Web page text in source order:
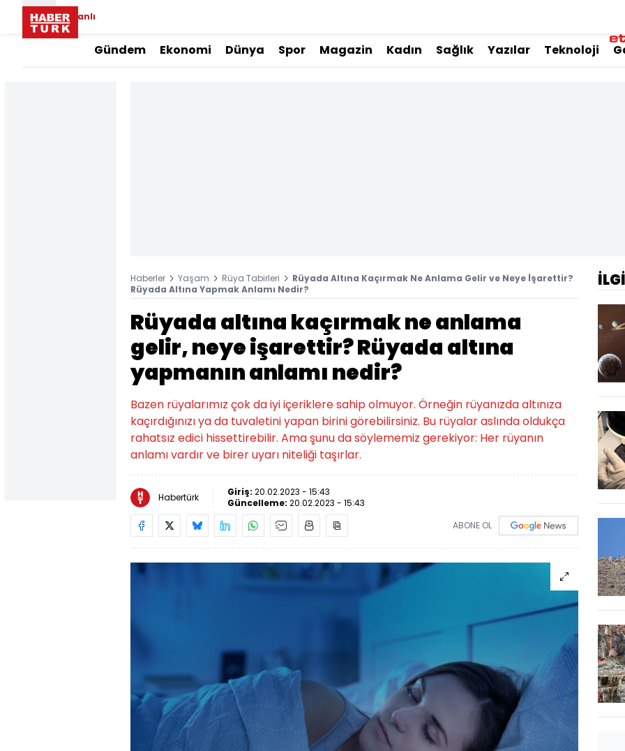
Canlı
Gündem Ekonomi Dünya Spor Magazin Kadın Sağlık Yazılar Teknoloji
Haberler Yaşam Rüya Tabirleri
Rüyada Altına Kaçırmak Ne Anlama Gelir ve Neye İşarettir?
Rüyada Altına Yapmak Anlamı Nedir?
Rüyada altına kaçırmak ne anlama
gelir, neye işarettir? Rüyada altına
yapmanın anlamı nedir?
Bazen rüyalarımız çok da iyi içeriklere sahip olmuyor. Örneğin rüyanızda altınıza
kaçırdığınızı ya da tuvaletini yapan birini görebilirsiniz. Bu rüyalar aslında oldukça
rahatsız edici hissettirebilir. Ama şunu da söylememiz gerekiyor: Her rüyanın
anlamı vardır ve birer uyarı niteliği taşırlar.
Habertürk Giriş: 20.02.2023 - 15:43
Güncelleme: 20.02.2023 - 15:43
ABONE OL